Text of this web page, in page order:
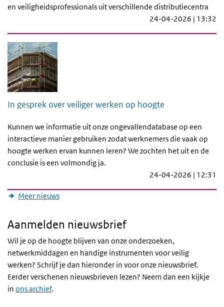
en veiligheidsprofessionals uit verschillende distributiecentra
24-04-2026 | 13:32
In gesprek over veiliger werken op hoogte
Kunnen we informatie uit onze ongevallendatabase op een
interactieve manier gebruiken zodat werknemers die vaak op
hoogte werken ervan kunnen leren? We zochten het uit en de
conclusie is een volmondig ja.
24-04-2026 | 12:31
Meer nieuws
Aanmelden nieuwsbrief
Wil je op de hoogte blijven van onze onderzoeken,
netwerkmiddagen en handige instrumenten voor veilig
werken? Schrijf je dan hieronder in voor onze nieuwsbrief.
Eerder verschenen nieuwsbrieven lezen? Neem dan een kijkje
in ons archief.